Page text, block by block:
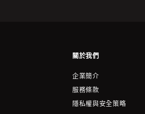
關於我們
企業簡介
服務條款
隱私權與安全策略